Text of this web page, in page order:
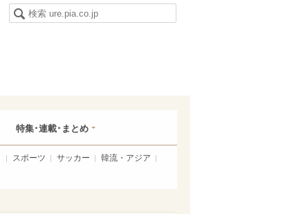
特集･連載･まとめ
スポーツ サッカー
韓流・アジア